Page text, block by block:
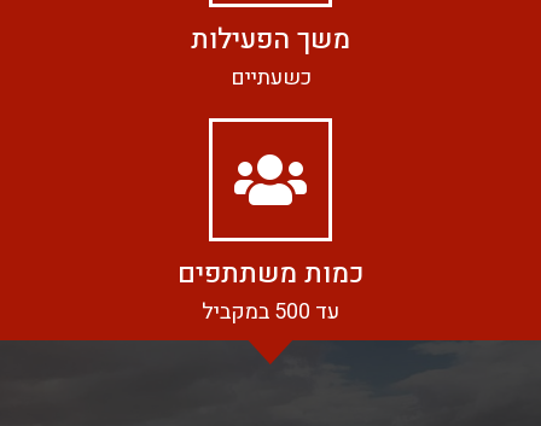
משך הפעילות
כשעתיים
כמות משתתפים
עד 500 במקביל